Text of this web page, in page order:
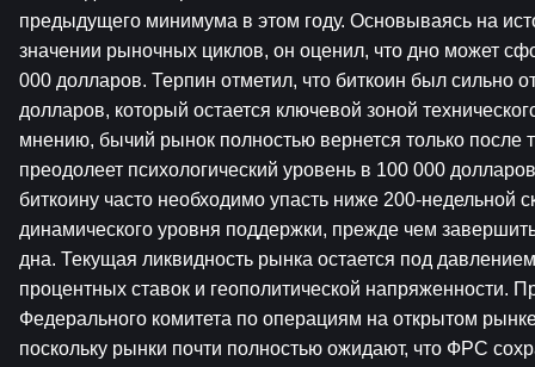
предыдущего минимума в этом году. Основываясь на
значении рыночных циклов, он оценил, что дно может
000 долларов. Терпин отметил, что биткоин был сильно
долларов, который остается ключевой зоной
мнению, бычий рынок полностью вернется только после
преодолеет психологический уровень в 100 000
биткоину часто необходимо упасть ниже 200-недельной
динамического уровня поддержки, прежде чем
дна. Текущая ликвидность рынка остается под
процентных ставок и геополитической напряженности.
Федерального комитета по операциям на открытом
поскольку рынки почти полностью ожидают, что ФРС